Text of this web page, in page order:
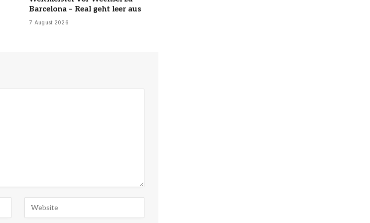
Barcelona – Real geht leer aus
7 August 2026